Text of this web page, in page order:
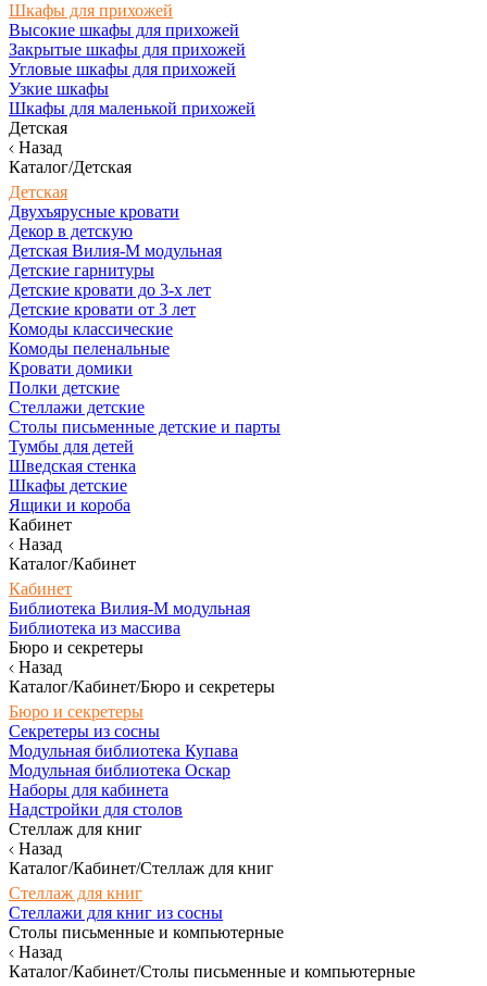
Шкафы для прихожей
Высокие шкафы для прихожей
Закрытые шкафы для прихожей
Угловые шкафы для прихожей
Узкие шкафы
Шкафы для маленькой прихожей
Детская
Назад
Каталог/Детская
Детская
Двухъярусные кровати
Декор в детскую
Детская Вилия-М модульная
Детские гарнитуры
Детские кровати до 3-х лет
Детские кровати от 3 лет
Комоды классические
Комоды пеленальные
Кровати домики
Полки детские
Стеллажи детские
Столы письменные детские и парты
Тумбы для детей
Шведская стенка
Шкафы детские
Ящики и короба
Кабинет
Назад
Каталог/Кабинет
Кабинет
Библиотека Вилия-М модульная
Библиотека из массива
Бюро и секретеры
Назад
Каталог/Кабинет/Бюро и секретеры
Бюро и секретеры
Секретеры из сосны
Модульная библиотека Купава
Модульная библиотека Оскар
Наборы для кабинета
Надстройки для столов
Стеллаж для книг
Назад
Каталог/Кабинет/Стеллаж для книг
Стеллаж для книг
Стеллажи для книг из сосны
Столы письменные и компьютерные
Назад
Каталог/Кабинет/Столы письменные и компьютерные